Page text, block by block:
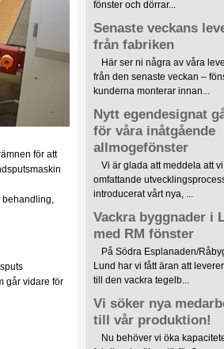
för att
behandling,
går vidare för
fönster och dörrar...
Senaste veckans
från fabriken
Här ser ni några av våra
från den senaste veckan –
kunderna monterar innan...
Nytt egendesignat
för våra inåtgående
allmogefönster
Vi är glada att meddela att
omfattande
introducerat vårt nya, ...
Vackra byggnader i
med RM fönster
På Södra Esplanaden/
Lund har vi fått äran att
till den vackra tegelb...
Vi söker nya
till vår produktion!
Nu behöver vi öka